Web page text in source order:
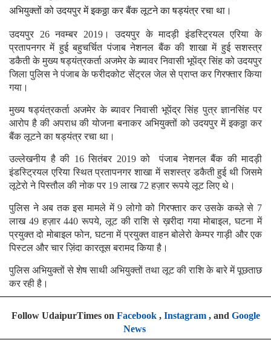
अभियुक्तों को उदयपुर में इकठ्ठा कर बैंक लूटने का षड्यंत्र रचा था।
उदयपुर 26 नवम्बर 2019। उदयपुर के मादड़ी इंडस्ट्रियल एरिया के
प्रतापनगर में हुई बहुचर्चित पंजाब नेशनल बैंक की शाखा में हुई सशस्त्र
डकैती के मुख्य षड्यंत्रकर्ता अजमेर के ब्यावर निवासी भूपेंद्र सिंह को उदयपुर
जिला पुलिस ने पंजाब के फरीदकोट सेंट्रल जेल से प्राप्त कर गिरफ्तार किया
गया।
मुख्य षड्यंत्रकर्ता अजमेर के ब्यावर निवासी भूपेंद्र सिंह पुत्र ज्ञानसिंह पर
आरोप है की अपराध की योजना बनाकर अभियुक्तों को उदयपुर में इकठ्ठा कर
बैंक लूटने का षड्यंत्र रचा था।
उल्लेखनीय है की 16 सितंबर 2019 को पंजाब नेशनल बैंक की मादड़ी
इंडस्ट्रियल एरिया स्थित प्रतापनगर शाखा में सशस्त्र डकैती हुई थी जिसमे
लूटेरो ने पिस्तौल की नोक पर 19 लाख 72 हज़ार रूपये लूट लिए थे।
पुलिस ने अब तक इस मामले में 9 लोगो को गिरफ्तार कर उसके कब्ज़े से 7
लाख 49 हज़ार 440 रूपये, लूट की राशि से ख़रीदा गया मोबाइल, घटना में
प्रयुक्त दो मोबाइल फोन, घटना में प्रयुक्त वाहन बोलेरो केम्पर गाड़ी और एक
पिस्टल और चार ज़िंदा कारतूस बरामद किया है।
पुलिस अभियुक्तों से शेष साथी अभियुक्तों तथा लूट की राशि के बारे में पूछताछ
कर रही है।
Follow UdaipurTimes on Facebook, Instagram, and Google
News